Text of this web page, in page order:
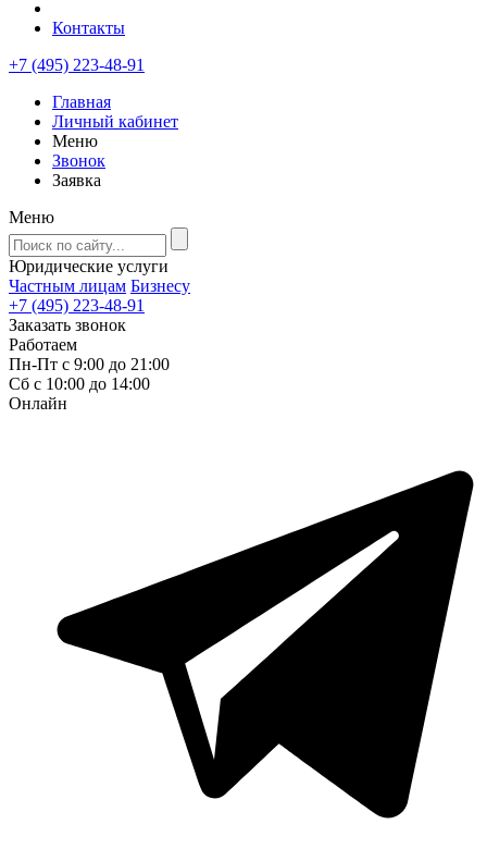
Контакты
+7 (495) 223-48-91
Главная
Личный кабинет
Меню
Звонок
Заявка
Меню
Юридические услуги
Частным лицам Бизнесу
+7 (495) 223-48-91
Заказать звонок
Работаем
Пн-Пт с 9:00 до 21:00
Сб с 10:00 до 14:00
Онлайн